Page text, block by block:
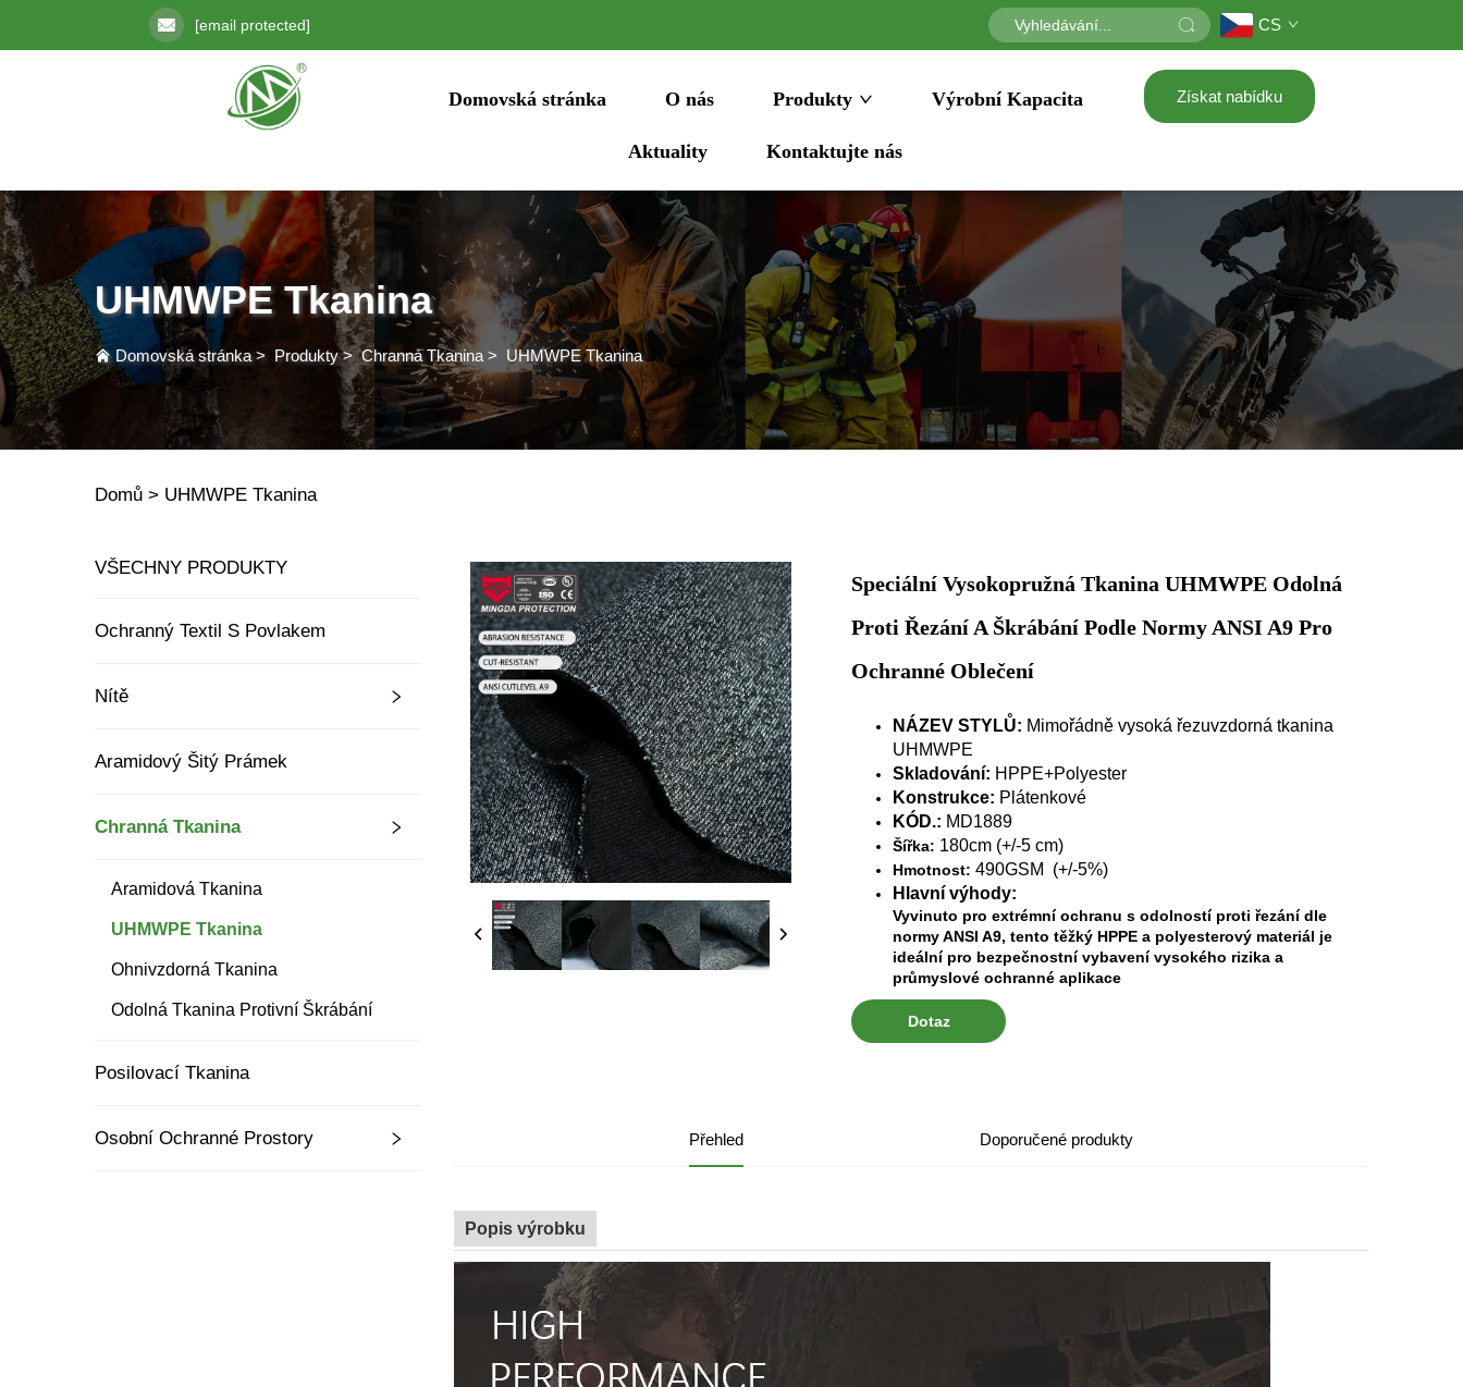
[email protected] CS
Domovská stránka O nás Produkty Výrobní Kapacita
Aktuality Kontaktujte nás
Získat nabídku
UHMWPE Tkanina
Domovská stránka> Produkty>Chranná Tkanina > UHMWPE Tkanina
Domů > UHMWPE Tkanina
VŠECHNY PRODUKTY
Ochranný Textil S Povlakem
Nítě
Aramidový Šitý Prámek
Chranná Tkanina
Aramidová Tkanina
UHMWPE Tkanina
Ohnivzdorná Tkanina
Odolná Tkanina Protivní Škrábání
Posilovací Tkanina
Osobní Ochranné Prostory
Speciální Vysokopružná Tkanina UHMWPE Odolná
Proti Řezání A Škrábání Podle Normy ANSI A9 Pro
Ochranné Oblečení
NÁZEV STYLŮ: Mimořádně vysoká řezuvzdorná tkanina
UHMWPE
Skladování: HPPE+Polyester
Konstrukce: Plátenkové
KÓD.: MD1889
Šířka: 180cm (+/-5 cm)
Hmotnost: 490GSM
(+/-5%)
Hlavní výhody:
Vyvinuto pro extrémní ochranu s odolností proti řezání dle
normy ANSI A9, tento těžký HPPE a polyesterový materiál je
ideální pro bezpečnostní vybavení vysokého rizika a
průmyslové ochranné aplikace
Dotaz
Přehled Doporučené produkty
Popis výrobku